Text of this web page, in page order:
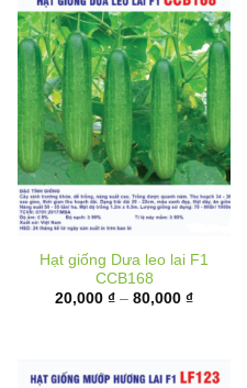
Hạt giống Dưa leo lai F1
CCB168
20,000 ₫ – 80,000 ₫Khoảng
80,000